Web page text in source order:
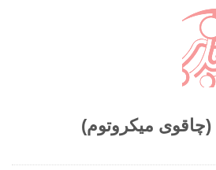
(چاقوی میکروتوم)